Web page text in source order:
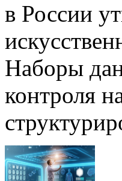
в России
Наборы
контроля